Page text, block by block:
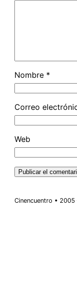
Nombre *
Correo
Web
Cinencuentro •